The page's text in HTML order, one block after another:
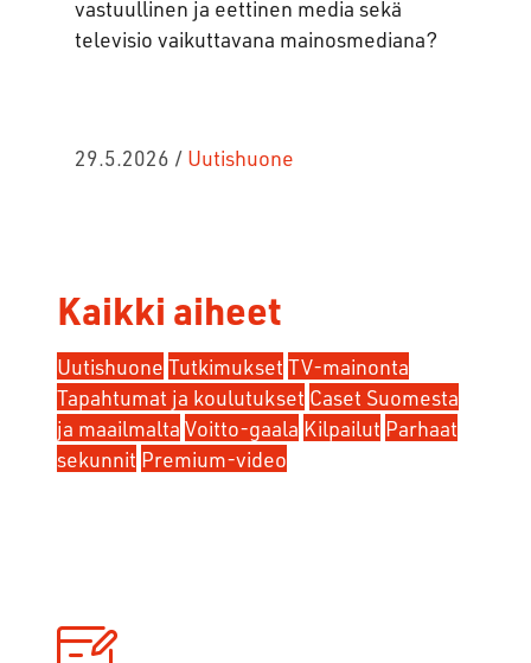
vastuullinen ja eettinen media sekä
televisio vaikuttavana mainosmediana?
29.5.2026 / Uutishuone
Kaikki aiheet
Uutishuone Tutkimukset TV-mainonta
Tapahtumat ja koulutukset Caset Suomesta
ja maailmalta Voitto-gaala Kilpailut Parhaat
sekunnit Premium-video